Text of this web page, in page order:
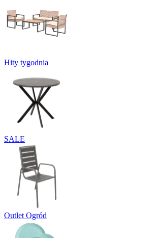
Hity tygodnia
SALE
Outlet Ogród